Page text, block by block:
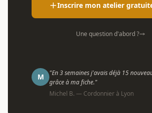
Inscrire mon atelier
Une question d'abord ?
M
"En 3 semaines j'avais déjà 15
grâce à ma fiche."
Michel B. — Cordonnier à Lyon